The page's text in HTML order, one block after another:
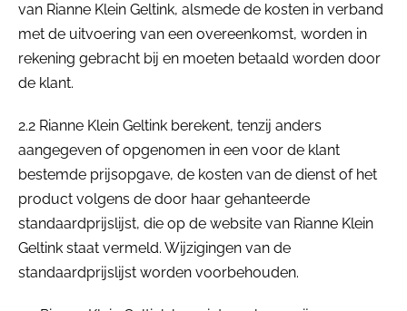
van Rianne Klein Geltink, alsmede de kosten in verband
met de uitvoering van een overeenkomst, worden in
rekening gebracht bij en moeten betaald worden door
de klant.
2.2 Rianne Klein Geltink berekent, tenzij anders
aangegeven of opgenomen in een voor de klant
bestemde prijsopgave, de kosten van de dienst of het
product volgens de door haar gehanteerde
standaardprijslijst, die op de website van Rianne Klein
Geltink staat vermeld. Wijzigingen van de
standaardprijslijst worden voorbehouden.